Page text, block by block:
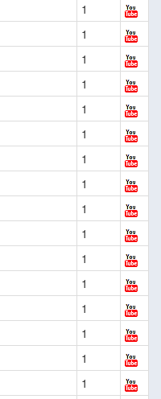
1
1
1
1
1
1
1
1
1
1
1
1
1
1
1
1